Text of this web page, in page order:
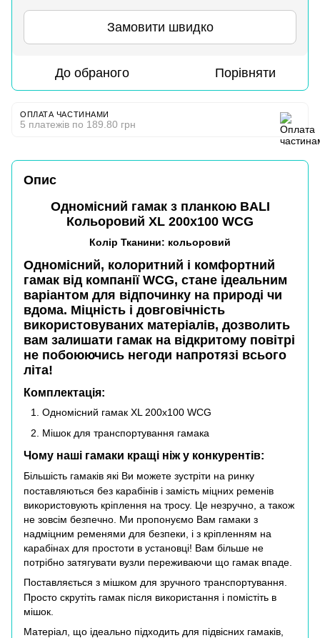
Замовити швидко
До обраного Порівняти
ОПЛАТА ЧАСТИНАМИ
5 платежів по 189.80 грн
Опис
Одномісний гамак з планкою BALI
Кольоровий XL 200х100 WCG
Колір Тканини: кольоровий
Одномісний, колоритний і комфортний
гамак від компанії WCG, стане ідеальним
варіантом для відпочинку на природі чи
вдома. Міцність і довговічність
використовуваних матеріалів, дозволить
вам залишати гамак на відкритому повітрі
не побоюючись негоди напротязі всього
літа!
Комплектація:
Одномісний гамак XL 200х100 WCG
Мішок для транспортування гамака
Чому наші гамаки кращі ніж у конкурентів:
Більшість гамаків які Ви можете зустріти на ринку
поставляються без карабінів і замість міцних ременів
використовують кріплення на тросу. Це незручно, а також
не зовсім безпечно. Ми пропонуємо Вам гамаки з
надміцним ременями для безпеки, і з кріпленням на
карабінах для простоти в установці! Вам більше не
потрібно затягувати вузли переживаючи що гамак впаде.
Поставляється з мішком для зручного транспортування.
Просто скрутіть гамак після використання і помістіть в
мішок.
Матеріал, що ідеально підходить для підвісних гамаків,